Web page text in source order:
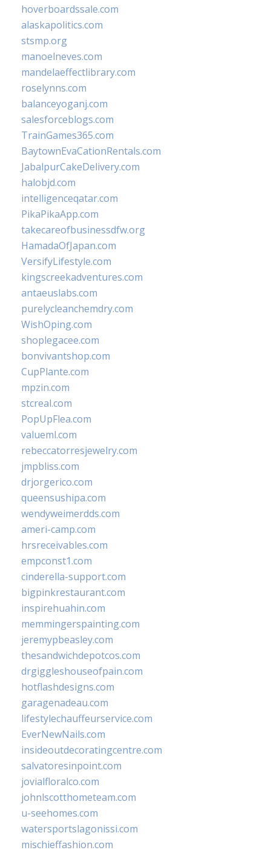
hoverboardssale.com
alaskapolitics.com
stsmp.org
manoelneves.com
mandelaeffectlibrary.com
roselynns.com
balanceyoganj.com
salesforceblogs.com
TrainGames365.com
BaytownEvaCationRentals.com
JabalpurCakeDelivery.com
halobjd.com
intelligenceqatar.com
PikaPikaApp.com
takecareofbusinessdfw.org
HamadaOfJapan.com
VersifyLifestyle.com
kingscreekadventures.com
antaeuslabs.com
purelycleanchemdry.com
WishOping.com
shoplegacee.com
bonvivantshop.com
CupPlante.com
mpzin.com
stcreal.com
PopUpFlea.com
valueml.com
rebeccatorresjewelry.com
jmpbliss.com
drjorgerico.com
queensushipa.com
wendyweimerdds.com
ameri-camp.com
hrsreceivables.com
empconst1.com
cinderella-support.com
bigpinkrestaurant.com
inspirehuahin.com
memmingerspainting.com
jeremypbeasley.com
thesandwichdepotcos.com
drgiggleshouseofpain.com
hotflashdesigns.com
garagenadeau.com
lifestylechauffeurservice.com
EverNewNails.com
insideoutdecoratingcentre.com
salvatoresinpoint.com
jovialfloralco.com
johnlscotthometeam.com
u-seehomes.com
watersportslagonissi.com
mischieffashion.com